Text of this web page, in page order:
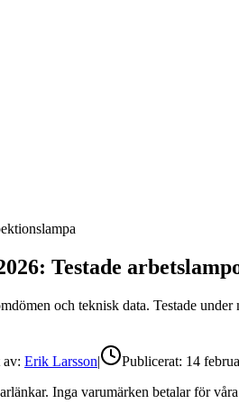
Testade
och teknisk data. Testade
av: Erik Larsson| Publicerat: 14
Inga varumärken betalar för